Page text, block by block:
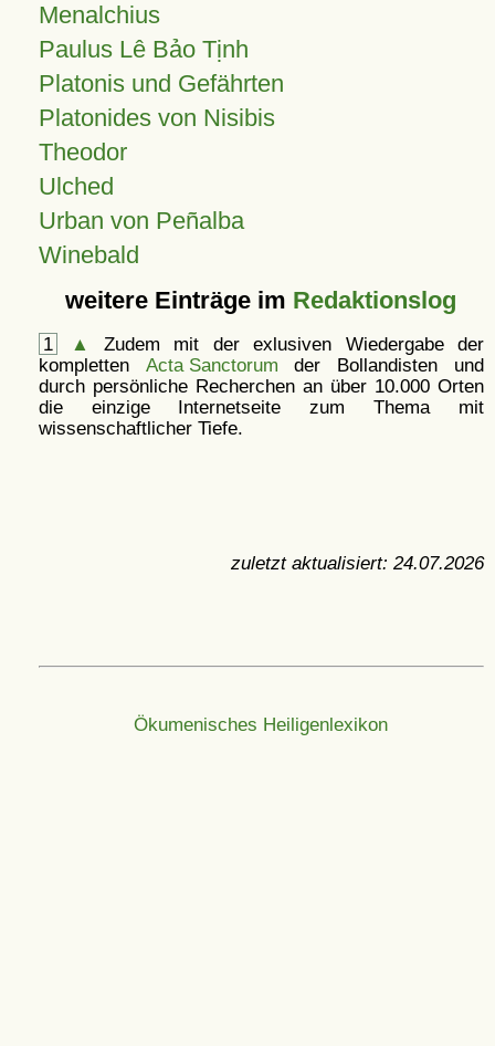
Menalchius
Paulus Lê Bảo Tịnh
Platonis und Gefährten
Platonides von Nisibis
Theodor
Ulched
Urban von Peñalba
Winebald
weitere Einträge im Redaktionslog
1 ▲
Zudem mit der exlusiven Wiedergabe der
kompletten Acta Sanctorum der Bollandisten und
durch persönliche Recherchen an über 10.000 Orten
die einzige Internetseite zum Thema mit
wissenschaftlicher Tiefe.
zuletzt aktualisiert: 24.07.2026
Ökumenisches Heiligenlexikon